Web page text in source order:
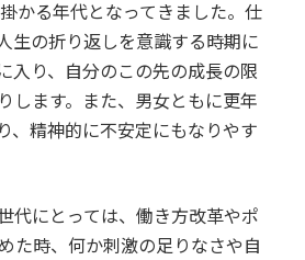
かる年代となってきました。仕
生の折り返しを意識する時期に
入り、自分のこの先の成長の限
します。また、男女ともに更年
、精神的に不安定にもなりやす
代にとっては、働き方改革やポ
た時、何か刺激の足りなさや自